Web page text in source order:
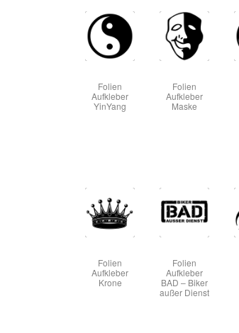
Folien
Aufkleber
YinYang
Folien
Aufkleber
Maske
Folien
Aufkleber
Krone
Folien
Aufkleber
BAD – Biker
außer Dienst